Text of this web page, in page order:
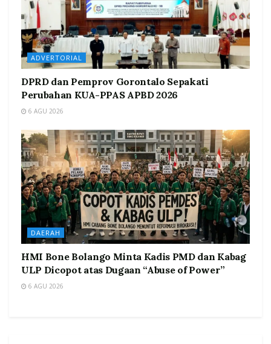
ADVERTORIAL
DPRD dan Pemprov Gorontalo Sepakati
Perubahan KUA-PPAS APBD 2026
6 AGU 2026
DAERAH
HMI Bone Bolango Minta Kadis PMD dan Kabag
ULP Dicopot atas Dugaan “Abuse of Power”
6 AGU 2026